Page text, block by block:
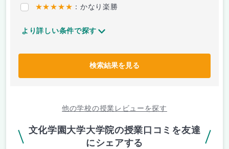
★★★★★ ：かなり楽勝
より詳しい条件で探す
検索結果を見る
他の学校の授業レビューを探す
文化学園大学大学院の授業口コミを友達
にシェアする